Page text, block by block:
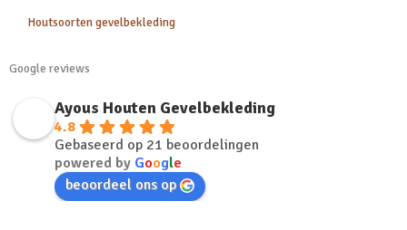
Houtsoorten gevelbekleding
Google reviews
Ayous Houten Gevelbekleding
4.8
Gebaseerd op 21 beoordelingen
powered by Google
beoordeel ons op